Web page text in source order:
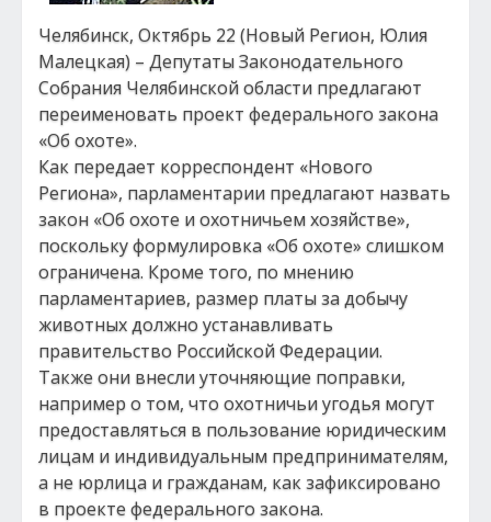
Челябинск, Октябрь 22 (Новый Регион, Юлия
Малецкая) – Депутаты Законодательного
Собрания Челябинской области предлагают
переименовать проект федерального закона
«Об охоте».
Как передает корреспондент «Нового
Региона», парламентарии предлагают назвать
закон «Об охоте и охотничьем хозяйстве»,
поскольку формулировка «Об охоте» слишком
ограничена. Кроме того, по мнению
парламентариев, размер платы за добычу
животных должно устанавливать
правительство Российской Федерации.
Также они внесли уточняющие поправки,
например о том, что охотничьи угодья могут
предоставляться в пользование юридическим
лицам и индивидуальным предпринимателям,
а не юрлица и гражданам, как зафиксировано
в проекте федерального закона.